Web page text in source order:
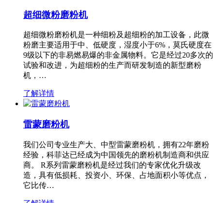
超细微粉磨粉机
超细微粉磨粉机是一种细粉及超细粉的加工设备，此微
粉磨主要适用于中、低硬度，湿度小于6%，莫氏硬度在
9级以下的非易燃易爆的非金属物料。它是经过20多次的
试验和改进，为超细粉的生产而研发制造的新型磨粉
机，…
了解详情
雷蒙磨粉机
我们公司专业生产大、中型雷蒙磨粉机，拥有22年磨粉
经验，科菲达已经成为中国领先的磨粉机制造商和供应
商。 R系列雷蒙磨粉机是经过我们的专家优化升级改
造，具有低损耗、投资小、环保、占地面积小等优点，
它比传…